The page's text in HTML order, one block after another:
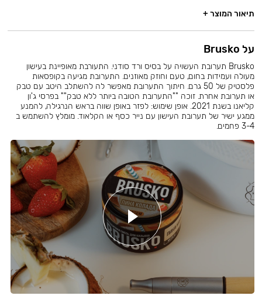
תיאור המוצר +
על Brusko
Brusko תערובת העשויה על בסיס ורד סודני. התעורבת מאופיינת בעישון
מעולה ועמידות בחום, טעם וחוזק מאוזנים. התערובת מגיעה בקופסאות
פלסטיק של 50 גרם. חיתוך התערובת מאפשר לה להשתלב היטב עם טבק
או תערובת אחרת. זוכה ""התערובת הטובה ביותר ללא טבק"" בפרסי ג'ון
קליאנו בשנת 2021. אופן שימוש: לפזר באופן שווה בראש הנרגילה, להמנע
ממגע ישיר של תערובת העישון עם נייר כסף או הקלאוד. מומלץ להשתמש ב
3-4 פחמים.